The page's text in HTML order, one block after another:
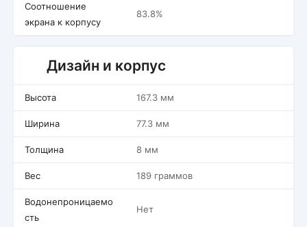
Соотношение
экрана к корпусу
83.8%
Дизайн и корпус
Высота 167.3 мм
Ширина 77.3 мм
Толщина 8 мм
Вес 189 граммов
Водонепроницаемо
сть
Нет